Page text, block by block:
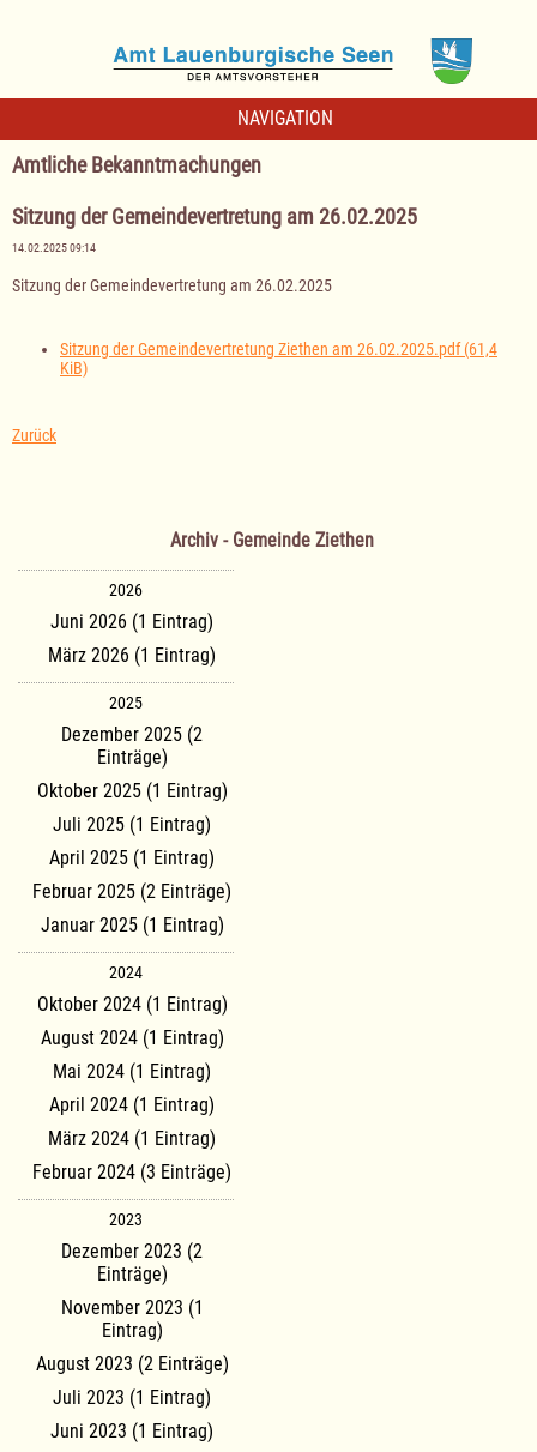
NAVIGATION
Amtliche Bekanntmachungen
Sitzung der Gemeindevertretung am 26.02.2025
14.02.2025 09:14
Sitzung der Gemeindevertretung am 26.02.2025
Sitzung der Gemeindevertretung Ziethen am 26.02.2025.pdf(61,4
KiB)
Zurück
Archiv - Gemeinde Ziethen
2026
Juni 2026 (1 Eintrag)
März 2026 (1 Eintrag)
2025
Dezember 2025 (2
Einträge)
Oktober 2025 (1 Eintrag)
Juli 2025 (1 Eintrag)
April 2025 (1 Eintrag)
Februar 2025 (2 Einträge)
Januar 2025 (1 Eintrag)
2024
Oktober 2024 (1 Eintrag)
August 2024 (1 Eintrag)
Mai 2024 (1 Eintrag)
April 2024 (1 Eintrag)
März 2024 (1 Eintrag)
Februar 2024 (3 Einträge)
2023
Dezember 2023 (2
Einträge)
November 2023 (1
Eintrag)
August 2023 (2 Einträge)
Juli 2023 (1 Eintrag)
Juni 2023 (1 Eintrag)